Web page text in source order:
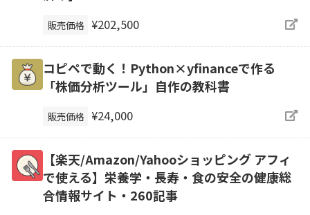
販売価格 ¥202,500
コピペで動く！Python×yfinanceで作る
「株価分析ツール」自作の教科書
販売価格 ¥24,000
【楽天/Amazon/Yahooショッピング アフィ
で使える】栄養学・長寿・食の安全の健康総
合情報サイト・260記事